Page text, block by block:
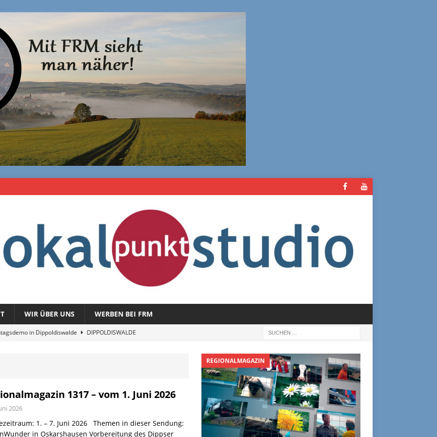
WIR ÜBER UNS WERBEN BEI FRM
in Dippoldiswalde
DIPPOLDISWALDE
Sommergespräch: Semmelmilda DIPPOLDISWALDE
1317 – vom 1. Juni 2026
2026
1. – 7. Juni 2026 Themen in dieser Sendung:
in Oskarshausen Vorbereitung des Dippser
REGIONALMAGAZIN